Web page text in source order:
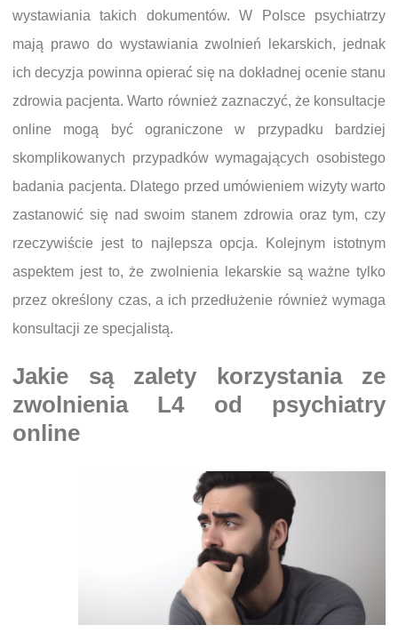
wystawiania takich dokumentów. W Polsce psychiatrzy
mają prawo do wystawiania zwolnień lekarskich, jednak
ich decyzja powinna opierać się na dokładnej ocenie stanu
zdrowia pacjenta. Warto również zaznaczyć, że konsultacje
online mogą być ograniczone w przypadku bardziej
skomplikowanych przypadków wymagających osobistego
badania pacjenta. Dlatego przed umówieniem wizyty warto
zastanowić się nad swoim stanem zdrowia oraz tym, czy
rzeczywiście jest to najlepsza opcja. Kolejnym istotnym
aspektem jest to, że zwolnienia lekarskie są ważne tylko
przez określony czas, a ich przedłużenie również wymaga
konsultacji ze specjalistą.
Jakie są zalety korzystania ze
zwolnienia L4 od psychiatry
online